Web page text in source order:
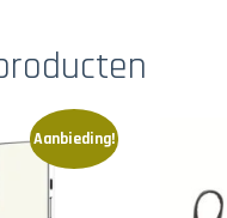
Aanbieding!